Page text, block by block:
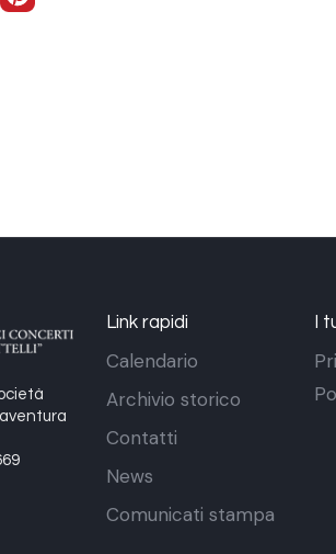
Link rapidi
Calendario
Archivio storico
Contatti
News
Comunicati stampa
I